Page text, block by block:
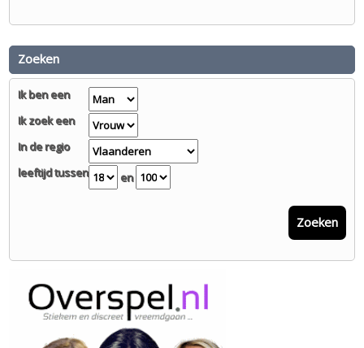
Zoeken
Ik ben een
Ik zoek een
In de regio
leeftijd tussen
en
Zoeken